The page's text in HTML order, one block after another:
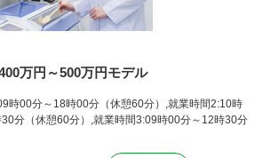
万円～500万円モデル
時00分～18時00分（休憩60分）,就業時間2:10時
分（休憩60分）,就業時間3:09時00分～12時30分